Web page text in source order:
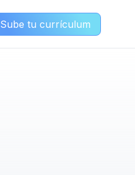
Sube tu currículum